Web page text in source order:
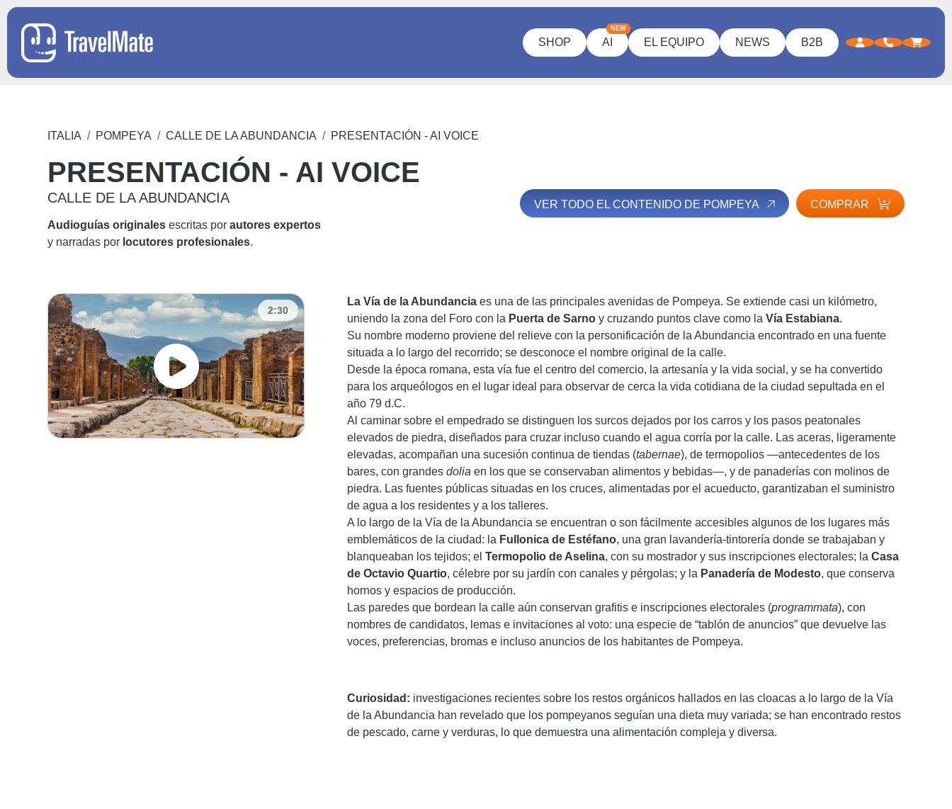
SHOP AI
NEW
EL EQUIPO NEWS B2B
ITALIA POMPEYA CALLE DE LA ABUNDANCIA PRESENTACIÓN - AI VOICE
PRESENTACIÓN - AI VOICE
CALLE DE LA ABUNDANCIA
Audioguías originales escritas porautores expertos
y narradas por locutores profesionales.
VER TODO EL CONTENIDO DE POMPEYA COMPRAR
2:30
La Vía de la Abundancia es una de las principales avenidas de Pompeya. Se extiende casi un kilómetro,
uniendo la zona del Foro con la Puerta de Sarno y cruzando puntos clave como laVía Estabiana.
Su nombre moderno proviene del relieve con la personificación de la Abundancia encontrado en una fuente
situada a lo largo del recorrido; se desconoce el nombre original de la calle.
Desde la época romana, esta vía fue el centro del comercio, la artesanía y la vida social, y se ha convertido
para los arqueólogos en el lugar ideal para observar de cerca la vida cotidiana de la ciudad sepultada en el
año 79 d.C.
Al caminar sobre el empedrado se distinguen los surcos dejados por los carros y los pasos peatonales
elevados de piedra, diseñados para cruzar incluso cuando el agua corría por la calle. Las aceras, ligeramente
elevadas, acompañan una sucesión continua de tiendas (tabernae), de termopolios —antecedentes de los
bares, con grandesdolia en los que se conservaban alimentos y bebidas—, y de panaderías con molinos de
piedra. Las fuentes públicas situadas en los cruces, alimentadas por el acueducto, garantizaban el suministro
de agua a los residentes y a los talleres.
A lo largo de la Vía de la Abundancia se encuentran o son fácilmente accesibles algunos de los lugares más
emblemáticos de la ciudad: la Fullonica de Estéfano, una gran lavandería-tintorería donde se trabajaban y
blanqueaban los tejidos; elTermopolio de Aselina, con su mostrador y sus inscripciones electorales; laCasa
de Octavio Quartio, célebre por su jardín con canales y pérgolas; y la Panadería de Modesto, que conserva
hornos y espacios de producción.
Las paredes que bordean la calle aún conservan grafitis e inscripciones electorales (programmata), con
nombres de candidatos, lemas e invitaciones al voto: una especie de “tablón de anuncios” que devuelve las
voces, preferencias, bromas e incluso anuncios de los habitantes de Pompeya.
Curiosidad: investigaciones recientes sobre los restos orgánicos hallados en las cloacas a lo largo de la Vía
de la Abundancia han revelado que los pompeyanos seguían una dieta muy variada; se han encontrado restos
de pescado, carne y verduras, lo que demuestra una alimentación compleja y diversa.